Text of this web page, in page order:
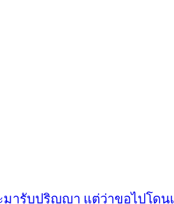
มารับปริญญา แต่ว่าขอไปโดน